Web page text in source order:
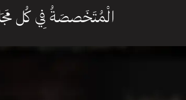
الْمُتَخَصصَةُ فِي كُل